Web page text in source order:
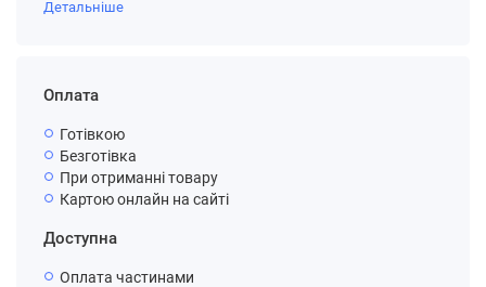
Детальніше
Оплата
Готівкою
Безготівка
При отриманні товару
Картою онлайн на сайті
Доступна
Оплата частинами